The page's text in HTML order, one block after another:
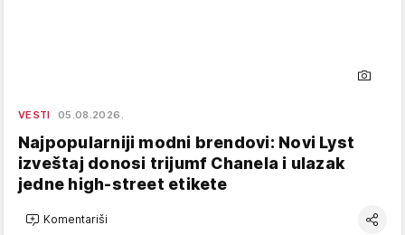
VESTI 05.08.2026.
Najpopularniji modni brendovi: Novi Lyst
izveštaj donosi trijumf Chanela i ulazak
jedne high-street etikete
Komentariši